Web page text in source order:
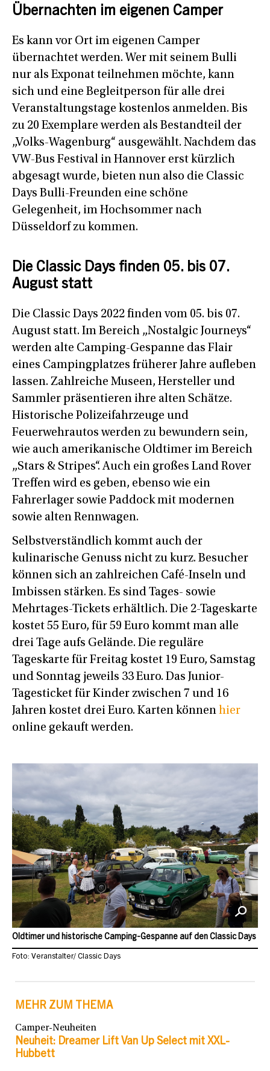
Übernachten im eigenen Camper
Es kann vor Ort im eigenen Camper
übernachtet werden. Wer mit seinem Bulli
nur als Exponat teilnehmen möchte, kann
sich und eine Begleitperson für alle drei
Veranstaltungstage kostenlos anmelden. Bis
zu 20 Exemplare werden als Bestandteil der
„Volks-Wagenburg“ ausgewählt. Nachdem das
VW-Bus Festival in Hannover erst kürzlich
abgesagt wurde, bieten nun also die Classic
Days Bulli-Freunden eine schöne
Gelegenheit, im Hochsommer nach
Düsseldorf zu kommen.
Die Classic Days finden 05. bis 07.
August statt
Die Classic Days 2022 finden vom 05. bis 07.
August statt. Im Bereich „Nostalgic Journeys“
werden alte Camping-Gespanne das Flair
eines Campingplatzes früherer Jahre aufleben
lassen. Zahlreiche Museen, Hersteller und
Sammler präsentieren ihre alten Schätze.
Historische Polizeifahrzeuge und
Feuerwehrautos werden zu bewundern sein,
wie auch amerikanische Oldtimer im Bereich
„Stars & Stripes“. Auch ein großes Land Rover
Treffen wird es geben, ebenso wie ein
Fahrerlager sowie Paddock mit modernen
sowie alten Rennwagen.
Selbstverständlich kommt auch der
kulinarische Genuss nicht zu kurz. Besucher
können sich an zahlreichen Café-Inseln und
Imbissen stärken. Es sind Tages- sowie
Mehrtages-Tickets erhältlich. Die 2-Tageskarte
kostet 55 Euro, für 59 Euro kommt man alle
drei Tage aufs Gelände. Die reguläre
Tageskarte für Freitag kostet 19 Euro, Samstag
und Sonntag jeweils 33 Euro. Das Junior-
Tagesticket für Kinder zwischen 7 und 16
Jahren kostet drei Euro. Karten können hier
online gekauft werden.
Oldtimer und historische Camping-Gespanne auf den Classic Days
Foto: Veranstalter/ Classic Days
MEHR ZUM THEMA
Camper-Neuheiten
Neuheit: Dreamer Lift Van Up Select mit XXL-
Hubbett